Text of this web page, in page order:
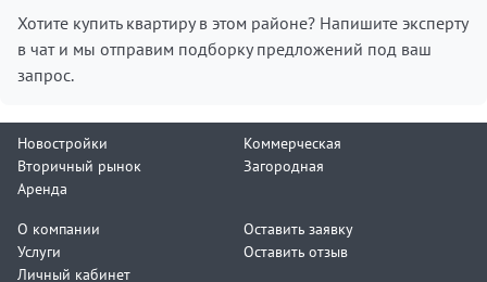
Хотите купить квартиру в этом районе? Напишите эксперту
в чат и мы отправим подборку предложений под ваш
запрос.
Новостройки
Вторичный рынок
Аренда
Коммерческая
Загородная
О компании
Услуги
Личный кабинет
Оставить заявку
Оставить отзыв